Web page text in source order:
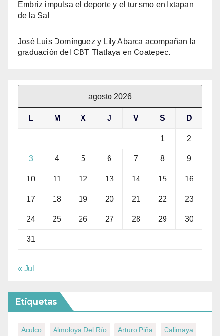
Embriz impulsa el deporte y el turismo en Ixtapan
de la Sal
José Luis Domínguez y Lily Abarca acompañan la
graduación del CBT Tlatlaya en Coatepec.
agosto 2026
L M X J V S D
1 2
3 4 5 6 7 8 9
10 11 12 13 14 15 16
17 18 19 20 21 22 23
24 25 26 27 28 29 30
31
« Jul
Etiquetas
Aculco Almoloya Del Río Arturo Piña Calimaya